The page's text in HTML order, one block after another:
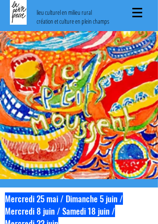
lieu culturel en milieu rural
création et culture en plein champs
Mercredi 25 mai / Dimanche 5 juin /
Mercredi 8 juin / Samedi 18 juin /